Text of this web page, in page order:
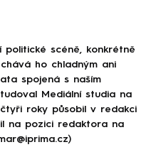
politické scéně, konkrétně
ho chladným ani
spojená s naším
Mediální studia na
roky působil v redakci
na pozici redaktora na